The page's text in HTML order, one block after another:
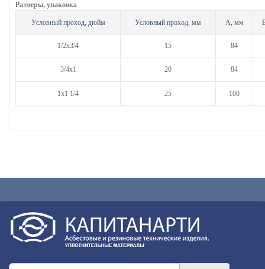
Размеры, упаковка
Условный проход, дюйм Условный проход, мм A, мм
1/2х3/4 15 84
3/4х1 20 84
1х1 1/4 25 100